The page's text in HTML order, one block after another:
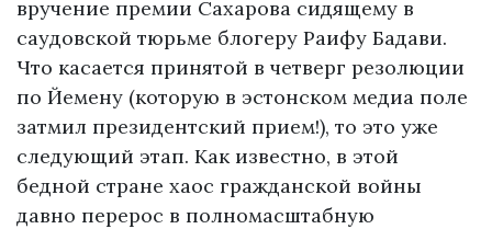
вручение премии Сахарова сидящему в
саудовской тюрьме блогеру Раифу Бадави.
Что касается принятой в четверг резолюции
по Йемену (которую в эстонском медиа поле
затмил президентский прием!), то это уже
следующий этап. Как известно, в этой
бедной стране хаос гражданской войны
давно перерос в полномасштабную